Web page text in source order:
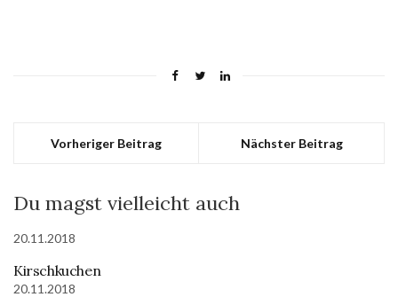
Vorheriger Beitrag Nächster Beitrag
Du magst vielleicht auch
20.11.2018
Kirschkuchen
20.11.2018